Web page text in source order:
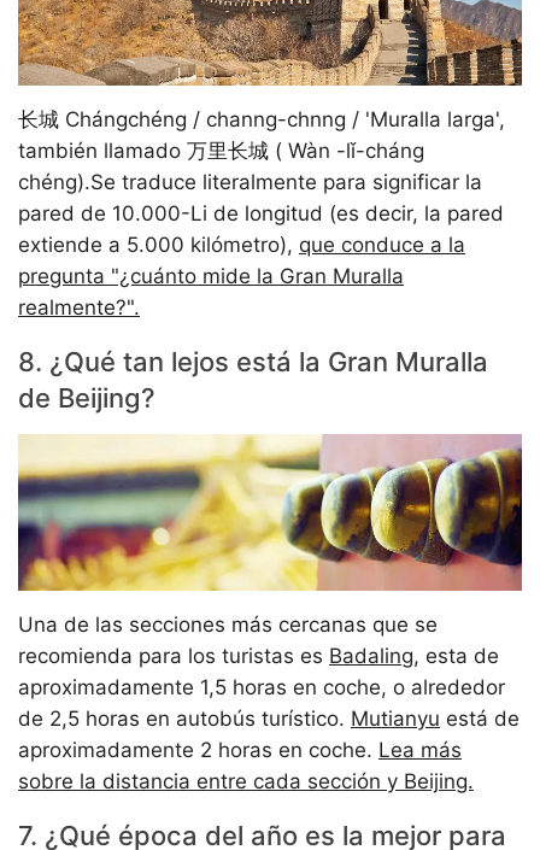
长城 Chángchéng / channg-chnng / 'Muralla larga',
también llamado 万里长城 ( Wàn -lǐ-cháng
chéng).Se traduce literalmente para significar la
pared de 10.000-Li de longitud (es decir, la pared
extiende a 5.000 kilómetro), que conduce a la
pregunta "¿cuánto mide la Gran Muralla
realmente?".
8. ¿Qué tan lejos está la Gran Muralla
de Beijing?
Una de las secciones más cercanas que se
recomienda para los turistas es Badaling, esta de
aproximadamente 1,5 horas en coche, o alrededor
de 2,5 horas en autobús turístico. Mutianyu está de
aproximadamente 2 horas en coche. Lea más
sobre la distancia entre cada sección y Beijing.
7. ¿Qué época del año es la mejor para